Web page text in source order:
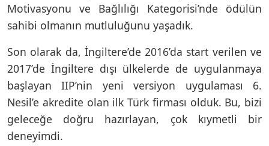
Motivasyonu ve Bağlılığı Kategorisi’nde ödülün
sahibi olmanın mutluluğunu yaşadık.
Son olarak da, İngiltere’de 2016’da start verilen ve
2017’de İngiltere dışı ülkelerde de uygulanmaya
başlayan IIP’nin yeni versiyon uygulaması 6.
Nesil’e akredite olan ilk Türk firması olduk. Bu, bizi
geleceğe doğru hazırlayan, çok kıymetli bir
deneyimdi.